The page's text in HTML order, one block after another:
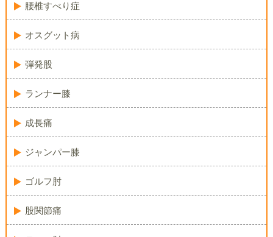
腰椎すべり症
オスグット病
弾発股
ランナー膝
成長痛
ジャンパー膝
ゴルフ肘
股関節痛